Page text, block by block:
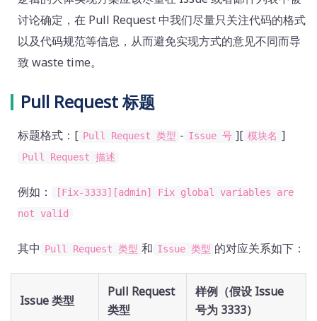
讨论确定，在 Pull Request 中我们尽量只关注代码的格式
以及代码规范等信息，从而避免实现方式的意见不同而导
致 waste time。
Pull Request 标题
标题格式：[ Pull Request 类型 - Issue 号 ][ 模块名 ]
Pull Request 描述
例如：
[Fix-3333][admin] Fix global variables are
not valid
其中 Pull Request 类型 和 Issue 类型 的对应关系如下：
Issue 类型
Pull Request
类型
样例（假设 Issue
号为 3333）